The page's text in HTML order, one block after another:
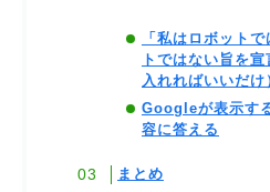
「私はロボット
トではない旨を
入れればいいだけ
Googleが表示す
容に答える
まとめ